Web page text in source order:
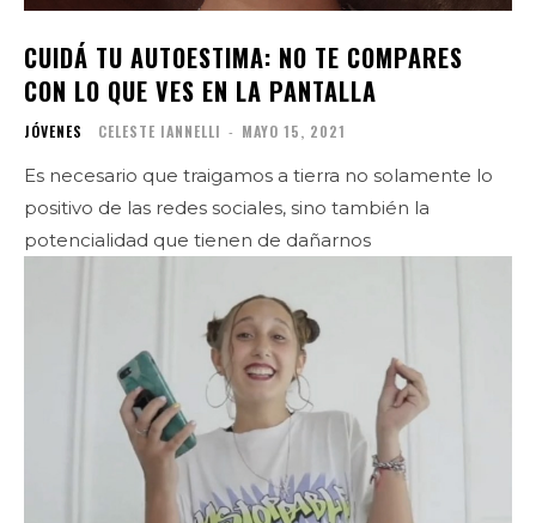
CUIDÁ TU AUTOESTIMA: NO TE COMPARES
CON LO QUE VES EN LA PANTALLA
JÓVENES CELESTE IANNELLI - MAYO 15, 2021
Es necesario que traigamos a tierra no solamente lo
positivo de las redes sociales, sino también la
potencialidad que tienen de dañarnos